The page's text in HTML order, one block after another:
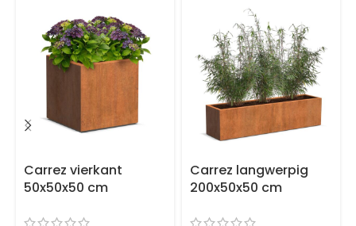
Carrez vierkant
50x50x50 cm
Carrez langwerpig
200x50x50 cm